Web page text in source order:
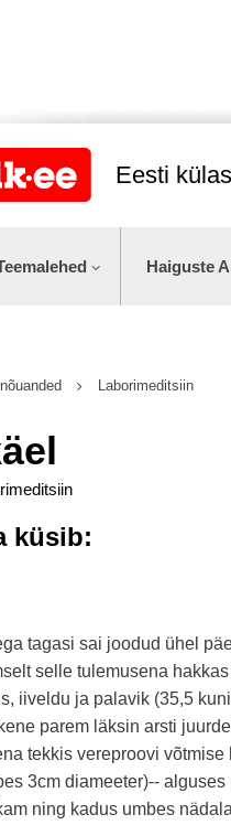
Eesti
Haiguste
Laborimeditsiin
küsib:
tagasi sai joodud ühel
selle tulemusena
iiveldu ja palavik (35,5
parem läksin arsti
tekkis vereproovi
3cm diameeter)--
ning kadus umbes